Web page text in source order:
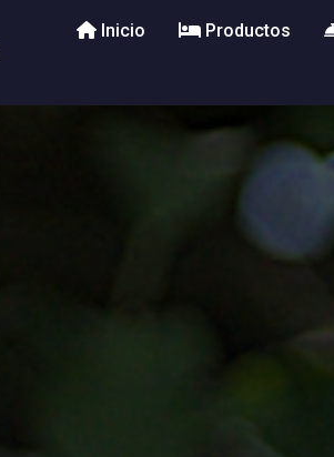
Inicio Productos